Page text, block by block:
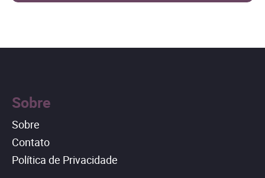
Sobre
Sobre
Contato
Política de Privacidade